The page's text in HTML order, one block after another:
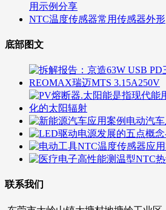
用示例分享
NTC温度传感器常用传感器外形
底部图文
联系我们